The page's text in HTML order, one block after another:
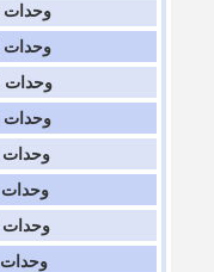
وحدات PLC 6ES5752-0AA12
وحدات PLC 6ES5848-6GC11
وحدات PLC 6ES5466-8MC11
وحدات PLC 6ES5752-0AA62
وحدات PLC 6ES5848-8CP21
وحدات PLC 6ES5848-8CP11
وحدات PLC 6ES5848-1CP01
وحدات PLC 6ES5467-8EF11